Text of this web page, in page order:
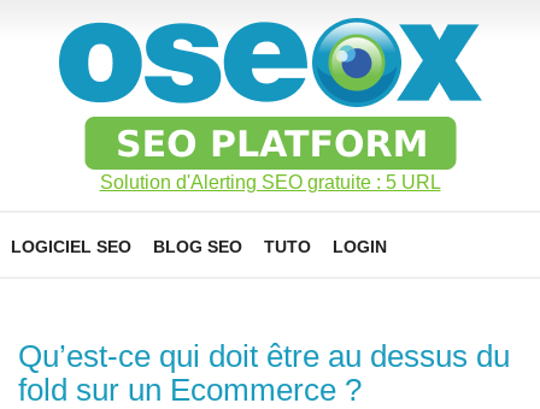
Solution d'Alerting SEO gratuite : 5 URL
LOGICIEL SEO BLOG SEO TUTO LOGIN
Qu’est-ce qui doit être au dessus du
fold sur un Ecommerce ?